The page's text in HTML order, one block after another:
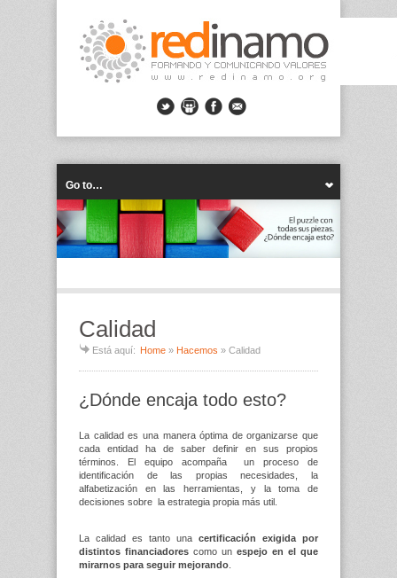
Go to…
Calidad
Está aquí: Home » Hacemos » Calidad
¿Dónde encaja todo esto?
La calidad es una manera óptima de organizarse que
cada entidad ha de saber definir en sus propios
términos. El equipo acompaña un proceso de
identificación de las propias necesidades, la
alfabetización en las herramientas, y la toma de
decisiones sobre la estrategia propia más util.
La calidad es tanto una certificación exigida por
distintos financiadores como un espejo en el que
mirarnos para seguir mejorando